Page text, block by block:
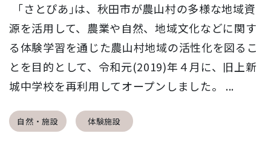
｢さとぴあ｣は、秋田市が農山村の多様な地域資
源を活用して、農業や自然、地域文化などに関す
る体験学習を通じた農山村地域の活性化を図るこ
とを目的として、令和元(2019)年４月に、旧上新
城中学校を再利用してオープンしました。 ...
自然・施設 体験施設